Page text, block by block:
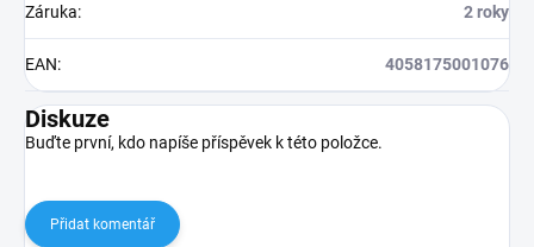
Záruka: 2 roky
EAN: 4058175001076
Diskuze
Buďte první, kdo napíše příspěvek k této položce.
Přidat komentář